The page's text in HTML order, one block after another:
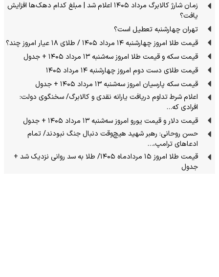
زمان شارژ کالابرگ مرداد ۱۴۰۵ اعلام شد | مبلغ کدام دهک‌ها افزایش
یافت؟
تهران چهارشنبه تعطیل است؟
قیمت طلا امروز چهارشنبه ۱۴ مرداد ۱۴۰۵ / طلای ۱۸ عیار امروز چند؟
قیمت سکه و قیمت طلا امروز سه‌شنبه ۱۳ مرداد ۱۴۰۵ + جدول
قیمت طلای دست دوم امروز چهارشنبه ۱۴ مرداد ۱۴۰۵
قیمت سکه پارسیان امروز سه‌شنبه ۱۳ مرداد ۱۴۰۵ + جدول
اعلام شرط تداوم دریافت یارانه نقدی و کالابرگ/ سخنگوی دولت:
افرادی که…
قیمت دلار و قیمت یورو امروز سه‌شنبه ۱۳ مرداد ۱۴۰۵ + جدول
حسن روحانی: رهبر شهید هیچ‌وقت دنبال جنگ نبودند/ تمام
ادعاهای ترامپ،…
قیمت طلا امروز ۱۵ مردادماه ۱۴۰۵/ طلا به سد روانی نزدیک شد +
جدول